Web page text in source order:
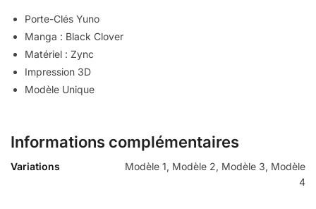
Porte-Clés Yuno
Manga : Black Clover
Matériel : Zync
Impression 3D
Modèle Unique
Informations complémentaires
Variations
Modèle 1, Modèle 2, Modèle 3, Modèle
4